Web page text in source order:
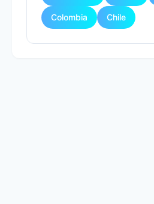
Colombia Chile